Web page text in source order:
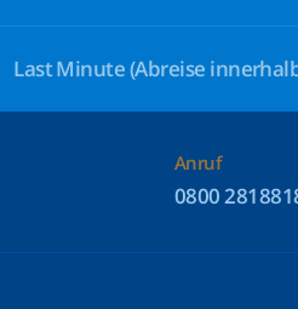
Last Minute(Abreise
Anruf
0800